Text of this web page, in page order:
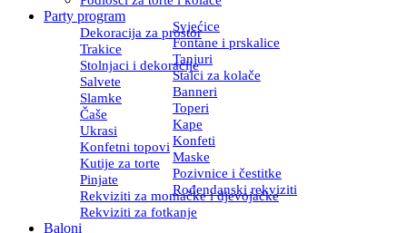
Party program
Dekoracija za prostor
Svjećice
Trakice
Fontane i prskalice
Stolnjaci i dekoracije
Tanjuri
Salvete
Stalci za kolače
Slamke
Banneri
Čaše
Toperi
Ukrasi
Kape
Konfetni topovi Konfeti
Kutije za torte
Maske
Pinjate
Pozivnice i čestitke
Rekviziti za momačke i djevojačke
Rođendanski rekviziti
Rekviziti za fotkanje
Baloni